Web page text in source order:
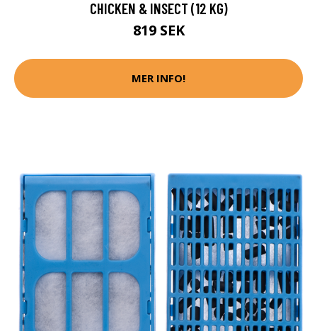
CHICKEN & INSECT (12 KG)
819 SEK
MER INFO!